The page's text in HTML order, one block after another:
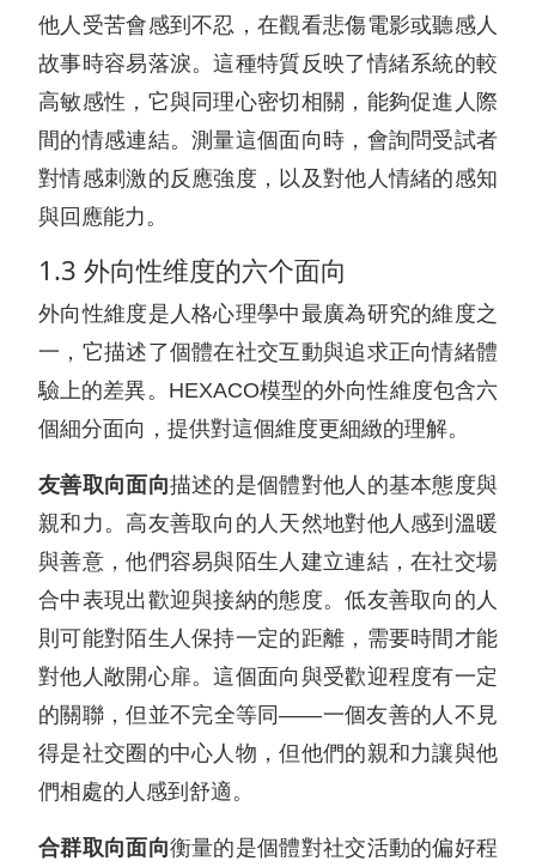
他人受苦會感到不忍，在觀看悲傷電影或聽感人
故事時容易落淚。這種特質反映了情緒系統的較
高敏感性，它與同理心密切相關，能夠促進人際
間的情感連結。測量這個面向時，會詢問受試者
對情感刺激的反應強度，以及對他人情緒的感知
與回應能力。
1.3 外向性维度的六个面向
外向性維度是人格心理學中最廣為研究的維度之
一，它描述了個體在社交互動與追求正向情緒體
驗上的差異。HEXACO模型的外向性維度包含六
個細分面向，提供對這個維度更細緻的理解。
友善取向面向描述的是個體對他人的基本態度與
親和力。高友善取向的人天然地對他人感到溫暖
與善意，他們容易與陌生人建立連結，在社交場
合中表現出歡迎與接納的態度。低友善取向的人
則可能對陌生人保持一定的距離，需要時間才能
對他人敞開心扉。這個面向與受歡迎程度有一定
的關聯，但並不完全等同——一個友善的人不見
得是社交圈的中心人物，但他們的親和力讓與他
們相處的人感到舒適。
合群取向面向衡量的是個體對社交活動的偏好程